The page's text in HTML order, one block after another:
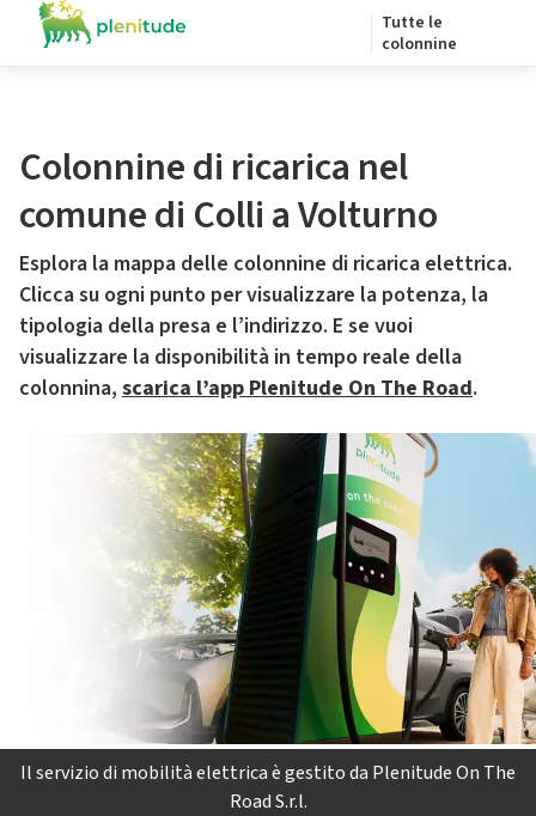
Tutte le
colonnine
Colonnine di ricarica nel
comune di Colli a Volturno
Esplora la mappa delle colonnine di ricarica elettrica.
Clicca su ogni punto per visualizzare la potenza, la
tipologia della presa e l’indirizzo. E se vuoi
visualizzare la disponibilità in tempo reale della
colonnina, scarica l’app Plenitude On The Road.
Il servizio di mobilità elettrica è gestito da Plenitude On The
Road S.r.l.